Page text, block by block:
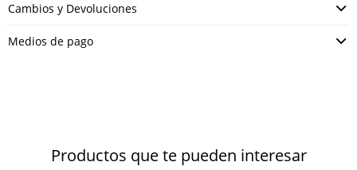
Cambios y Devoluciones
Medios de pago
Productos que te pueden interesar